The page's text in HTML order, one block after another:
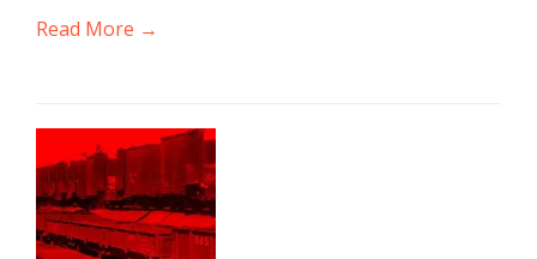
Read More →